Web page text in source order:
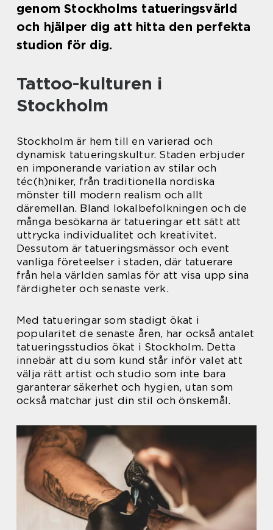
genom Stockholms tatueringsvärld
och hjälper dig att hitta den perfekta
studion för dig.
Tattoo-kulturen i
Stockholm
Stockholm är hem till en varierad och
dynamisk tatueringskultur. Staden erbjuder
en imponerande variation av stilar och
téc(h)niker, från traditionella nordiska
mönster till modern realism och allt
däremellan. Bland lokalbefolkningen och de
många besökarna är tatueringar ett sätt att
uttrycka individualitet och kreativitet.
Dessutom är tatueringsmässor och event
vanliga företeelser i staden, där tatuerare
från hela världen samlas för att visa upp sina
färdigheter och senaste verk.
Med tatueringar som stadigt ökat i
popularitet de senaste åren, har också antalet
tatueringsstudios ökat i Stockholm. Detta
innebär att du som kund står inför valet att
välja rätt artist och studio som inte bara
garanterar säkerhet och hygien, utan som
också matchar just din stil och önskemål.